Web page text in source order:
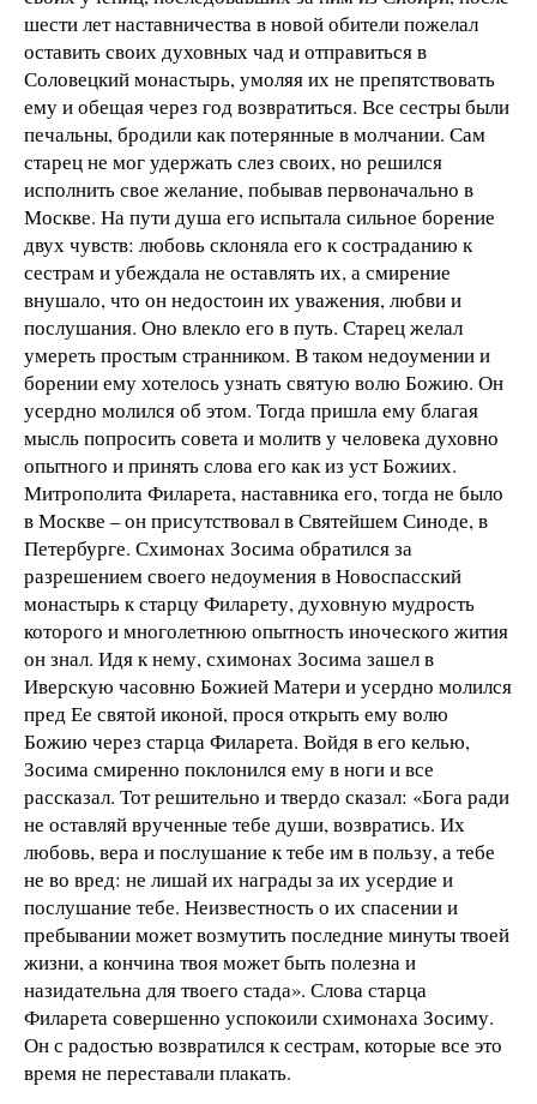
шести лет наставничества в новой обители пожелал
оставить своих духовных чад и отправиться в
Соловецкий монастырь, умоляя их не препятствовать
ему и обещая через год возвратиться. Все сестры были
печальны, бродили как потерянные в молчании. Сам
старец не мог удержать слез своих, но решился
исполнить свое желание, побывав первоначально в
Москве. На пути душа его испытала сильное борение
двух чувств: любовь склоняла его к состраданию к
сестрам и убеждала не оставлять их, а смирение
внушало, что он недостоин их уважения, любви и
послушания. Оно влекло его в путь. Старец желал
умереть простым странником. В таком недоумении и
борении ему хотелось узнать святую волю Божию. Он
усердно молился об этом. Тогда пришла ему благая
мысль попросить совета и молитв у человека духовно
опытного и принять слова его как из уст Божиих.
Митрополита Филарета, наставника его, тогда не было
в Москве – он присутствовал в Святейшем Синоде, в
Петербурге. Схимонах Зосима обратился за
разрешением своего недоумения в Новоспасский
монастырь к старцу Филарету, духовную мудрость
которого и многолетнюю опытность иноческого жития
он знал. Идя к нему, схимонах Зосима зашел в
Иверскую часовню Божией Матери и усердно молился
пред Ее святой иконой, прося открыть ему волю
Божию через старца Филарета. Войдя в его келью,
Зосима смиренно поклонился ему в ноги и все
рассказал. Тот решительно и твердо сказал: «Бога ради
не оставляй врученные тебе души, возвратись. Их
любовь, вера и послушание к тебе им в пользу, а тебе
не во вред: не лишай их награды за их усердие и
послушание тебе. Неизвестность о их спасении и
пребывании может возмутить последние минуты твоей
жизни, а кончина твоя может быть полезна и
назидательна для твоего стада». Слова старца
Филарета совершенно успокоили схимонаха Зосиму.
Он с радостью возвратился к сестрам, которые все это
время не переставали плакать.